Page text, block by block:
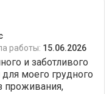
работы: 15.06.2026
и заботливого
моего грудного
проживания,